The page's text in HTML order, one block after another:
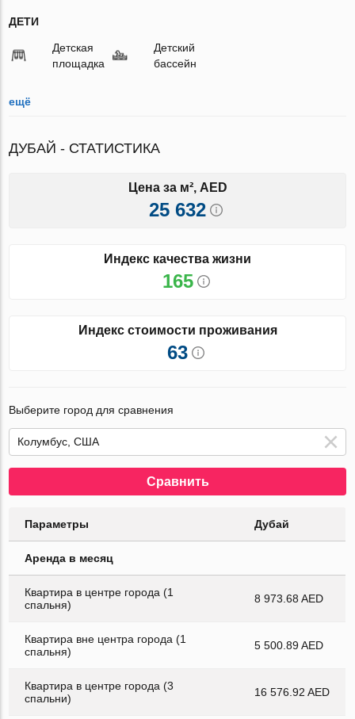
ДЕТИ
Детская
площадка
Детский
бассейн
ещё
ДУБАЙ - СТАТИСТИКА
Цена за м², AED
25 632
Индекс качества жизни
165
Индекс стоимости проживания
63
Выберите город для сравнения
Сравнить
Параметры Дубай
Аренда в месяц
Квартира в центре города (1
спальня)
8 973.68 AED
Квартира вне центра города (1
спальня)
5 500.89 AED
Квартира в центре города (3
спальни)
16 576.92 AED